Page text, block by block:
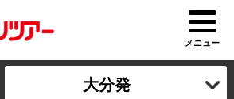
メニュー
大分発